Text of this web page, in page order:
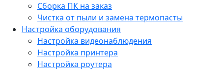
Сборка ПК на заказ
Чистка от пыли и замена термопасты
Настройка оборудования
Настройка видеонаблюдения
Настройка принтера
Настройка роутера